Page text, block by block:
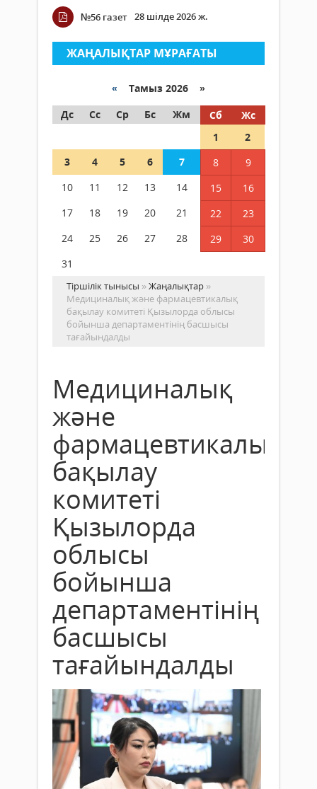
№56 газет 28 шілде 2026 ж.
ЖАҢАЛЫҚТАР МҰРАҒАТЫ
« Тамыз 2026 »
Дс
Сс Ср Бс Жм Сб
Жс
1
2
3
4 5 6 7 8
9
10
11 12 13 14 15
16
17
18 19 20 21 22
23
24
25 26 27 28 29
30
31
Тіршілік тынысы »Жаңалықтар »
Медициналық және фармацевтикалық
бақылау комитеті Қызылорда облысы
бойынша департаментінің басшысы
тағайындалды
Медициналық
және
фармацевтикалық
бақылау
комитеті
Қызылорда
облысы
бойынша
департаментінің
басшысы
тағайындалды